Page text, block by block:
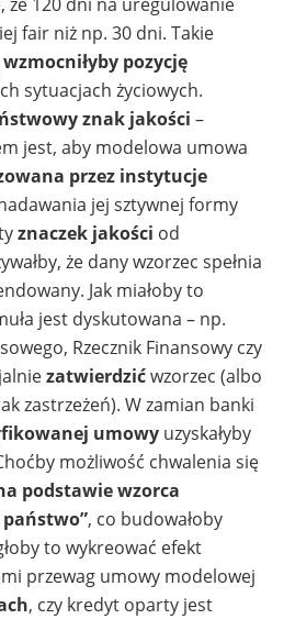
fair niż np. 30 dni. Takie
wzmocniłyby pozycję
sytuacjach życiowych.
znak jakości –
jest, aby modelowa umowa
przez instytucje
jej sztywnej formy
znaczek jakości od
że dany wzorzec spełnia
Jak miałoby to
jest dyskutowana – np.
Rzecznik Finansowy czy
zatwierdzićwzorzec (albo
zastrzeżeń). W zamian banki
umowy uzyskałyby
możliwość chwalenia się
podstawie wzorca
, co budowałoby
to wykreować efekt
przewag umowy modelowej
, czy kredyt oparty jest